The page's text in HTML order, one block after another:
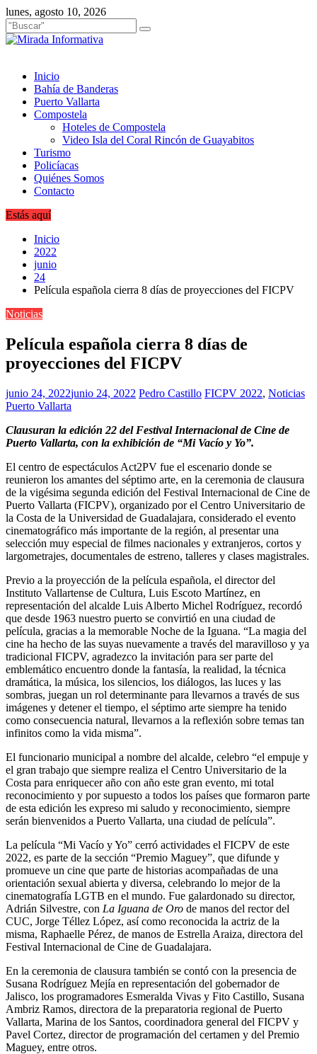
Saltar
al
contenido
lunes, agosto 10, 2026
Inicio
Bahía de Banderas
Puerto Vallarta
Compostela
Hoteles de Compostela
Video Isla del Coral Rincón de Guayabitos
Turismo
Policíacas
Quiénes Somos
Contacto
Estás aquí
Inicio
2022
junio
24
Película española cierra 8 días de proyecciones del FICPV
Noticias
Película española cierra 8 días de
proyecciones del FICPV
junio 24, 2022junio 24, 2022 Pedro Castillo FICPV 2022, Noticias
Puerto Vallarta
Clausuran la edición 22 del Festival Internacional de Cine de
Puerto Vallarta, con la exhibición de “Mi Vacío y Yo”.
El centro de espectáculos Act2PV fue el escenario donde se
reunieron los amantes del séptimo arte, en la ceremonia de clausura
de la vigésima segunda edición del Festival Internacional de Cine de
Puerto Vallarta (FICPV), organizado por el Centro Universitario de
la Costa de la Universidad de Guadalajara, considerado el evento
cinematográfico más importante de la región, al presentar una
selección muy especial de filmes nacionales y extranjeros, cortos y
largometrajes, documentales de estreno, talleres y clases magistrales.
Previo a la proyección de la película española, el director del
Instituto Vallartense de Cultura, Luis Escoto Martínez, en
representación del alcalde Luis Alberto Michel Rodríguez, recordó
que desde 1963 nuestro puerto se convirtió en una ciudad de
película, gracias a la memorable Noche de la Iguana. “La magia del
cine ha hecho de las suyas nuevamente a través del maravilloso y ya
tradicional FICPV, agradezco la invitación para ser parte del
emblemático encuentro donde la fantasía, la realidad, la técnica
dramática, la música, los silencios, los diálogos, las luces y las
sombras, juegan un rol determinante para llevarnos a través de sus
imágenes y detener el tiempo, el séptimo arte siempre ha tenido
como consecuencia natural, llevarnos a la reflexión sobre temas tan
infinitos como la vida misma”.
El funcionario municipal a nombre del alcalde, celebro “el empuje y
el gran trabajo que siempre realiza el Centro Universitario de la
Costa para enriquecer año con año este gran evento, mi total
reconocimiento y por supuesto a todos los países que formaron parte
de esta edición les expreso mi saludo y reconocimiento, siempre
serán bienvenidos a Puerto Vallarta, una ciudad de película”.
La película “Mi Vacío y Yo” cerró actividades el FICPV de este
2022, es parte de la sección “Premio Maguey”, que difunde y
promueve un cine que parte de historias acompañadas de una
orientación sexual abierta y diversa, celebrando lo mejor de la
cinematografía LGTB en el mundo. Fue galardonado su director,
Adrián Silvestre, con La Iguana de Oro de manos del rector del
CUC, Jorge Téllez López, así como reconocida la actriz de la
misma, Raphaelle Pérez, de manos de Estrella Araiza, directora del
Festival Internacional de Cine de Guadalajara.
En la ceremonia de clausura también se contó con la presencia de
Susana Rodríguez Mejía en representación del gobernador de
Jalisco, los programadores Esmeralda Vivas y Fito Castillo, Susana
Ambriz Ramos, directora de la preparatoria regional de Puerto
Vallarta, Marina de los Santos, coordinadora general del FICPV y
Pavel Cortez, director de programación del certamen y del Premio
Maguey, entre otros.